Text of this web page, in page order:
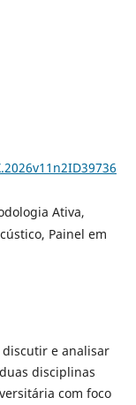
Ativa,
Painel em
discutir e analisar
disciplinas
com foco